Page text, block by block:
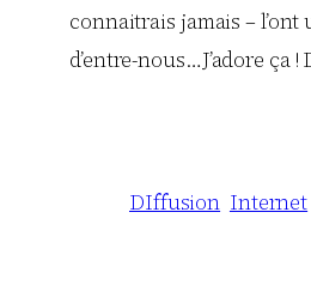
connaitrais jamais –
d’entre-nous…J’adore ça
DIffusion Internet